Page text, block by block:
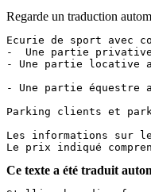
Regarde un traduction
Ecurie de sport avec
-  Une partie privative
- Une partie locative
- Une partie équestre
Parking clients et
Les informations sur
Le prix indiqué
Ce texte a été traduit